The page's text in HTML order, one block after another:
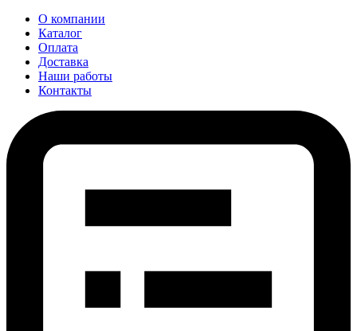
О компании
Каталог
Оплата
Доставка
Наши работы
Контакты